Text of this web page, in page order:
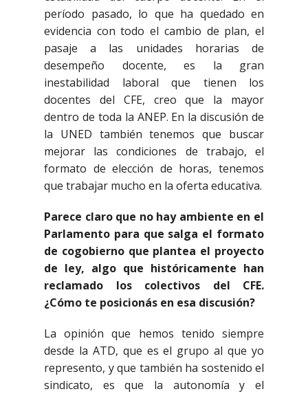
período pasado, lo que ha quedado en
evidencia con todo el cambio de plan, el
pasaje a las unidades horarias de
desempeño docente, es la gran
inestabilidad laboral que tienen los
docentes del CFE, creo que la mayor
dentro de toda la ANEP. En la discusión de
la UNED también tenemos que buscar
mejorar las condiciones de trabajo, el
formato de elección de horas, tenemos
que trabajar mucho en la oferta educativa.
Parece claro que no hay ambiente en el
Parlamento para que salga el formato
de cogobierno que plantea el proyecto
de ley, algo que históricamente han
reclamado los colectivos del CFE.
¿Cómo te posicionás en esa discusión?
La opinión que hemos tenido siempre
desde la ATD, que es el grupo al que yo
represento, y que también ha sostenido el
sindicato, es que la autonomía y el